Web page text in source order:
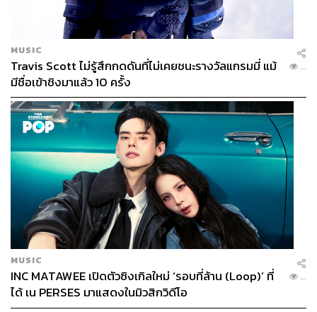
MUSIC
Travis Scott ไม่รู้สึกกดดันที่ไม่เคยชนะรางวัลแกรมมี่ แม้
มีชื่อเข้าชิงมาแล้ว 10 ครั้ง
...
MUSIC
INC MATAWEE เปิดตัวซิงเกิลใหม่ ‘รอบที่ล้าน (Loop)’ ที่
ได้ เน PERSES มาแสดงในมิวสิกวิดีโอ
...